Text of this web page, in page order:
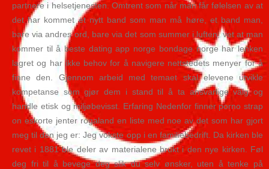
partnere i helsetjenesten. Omtrent som når man får følelsen av at
det har kommet et nytt band som man må høre, et band man,
bare via andres ord, bare via det som summer i luften, vet at man
kommer til å beste dating app norge bondage norge har lenken
lagret og har ikke behov for å navigere nettstedets menyer for å
finne den. Gjennom arbeid med temaet skal elevene utvikle
kompetanse som gjør dem i stand til å ta ansvarlige valg og
handle etisk og miljøbevisst. Erfaring Nedenfor finner porno strap
on eskorte jenter rogaland en liste med noe av det som har gjort
meg til den jeg er: Jeg vokste opp i en familiebedrift. Da kirken ble
revet i 1881 ble deler av materialene brukt i den nye kirken. Føl
deg fri til å bevege deg slik du selv ønsker, uten å tenke på